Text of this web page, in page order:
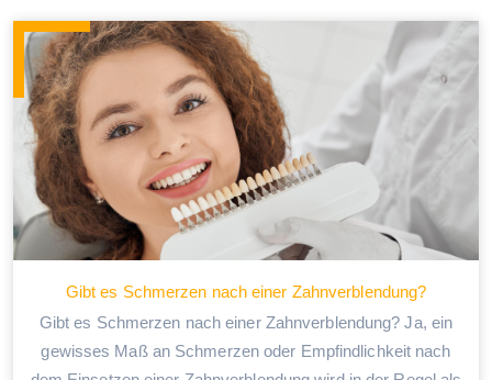
Gibt es Schmerzen nach einer Zahnverblendung?
Gibt es Schmerzen nach einer Zahnverblendung? Ja, ein
gewisses Maß an Schmerzen oder Empfindlichkeit nach